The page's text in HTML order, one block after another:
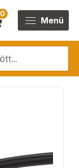
0
Menü